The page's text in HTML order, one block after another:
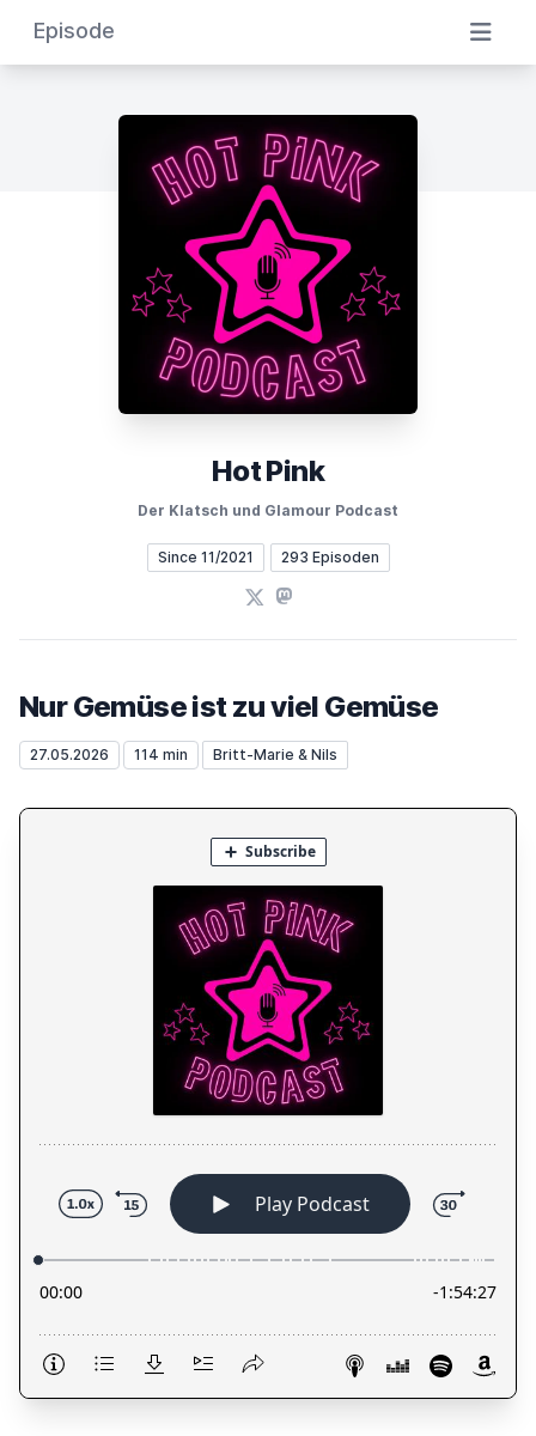
Episode
Hot Pink
Der Klatsch und Glamour Podcast
Since 11/2021 293 Episoden
X Mastodon
Nur Gemüse ist zu viel Gemüse
27.05.2026 114 min Britt-Marie & Nils